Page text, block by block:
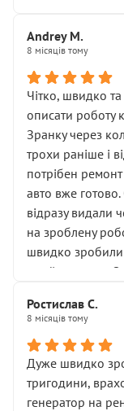
Для людини, яка
це звучить як
спроба продати
ущільнювачів.
Що прикро — це
вас стартер, і
враження. Але
лобовим склом.
відкручували”,
новий власник,
Але після
здаються
Я — клієнт, який
Хотілося б більше:
• належної уваги
• прозорості в
• реальної
“подивились і
На жаль,
Andrey M.
8 місяців тому
Чітко, швидко
описати роботу
Зранку через
трохи раніше і
потрібен
авто вже
відразу видали
на зроблену
швидко
приймальнику
звертатися до
Ростислав С.
8 місяців тому
Дуже швидко
тригодини,
генератор на